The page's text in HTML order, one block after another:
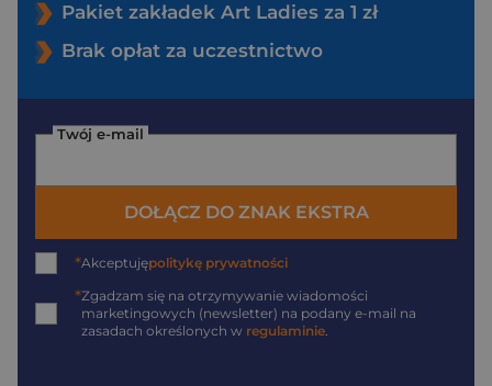
Pakiet zakładek Art Ladies za 1 zł
Brak opłat za uczestnictwo
Twój e-mail
DOŁĄCZ DO ZNAK EKSTRA
*Akceptujępolitykę prywatności
*Zgadzam się na otrzymywanie wiadomości
marketingowych (newsletter) na podany e-mail na
zasadach określonych w regulaminie.